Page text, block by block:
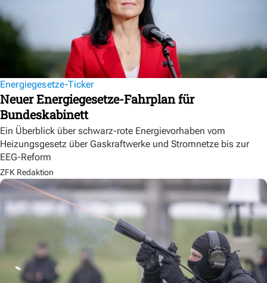
Energiegesetze-Ticker
Neuer Energiegesetze-Fahrplan für
Bundeskabinett
Ein Überblick über schwarz-rote Energievorhaben vom
Heizungsgesetz über Gaskraftwerke und Stromnetze bis zur
EEG-Reform
ZFK Redaktion